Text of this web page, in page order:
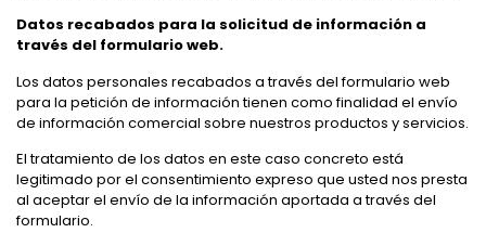
Datos recabados para la solicitud de información a
través del formulario web.
Los datos personales recabados a través del formulario web
para la petición de información tienen como finalidad el envío
de información comercial sobre nuestros productos y servicios.
El tratamiento de los datos en este caso concreto está
legitimado por el consentimiento expreso que usted nos presta
al aceptar el envío de la información aportada a través del
formulario.